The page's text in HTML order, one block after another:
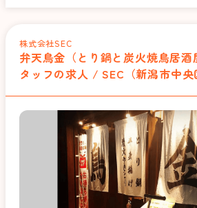
株式会社SEC
弁天鳥金（とり鍋と炭火焼鳥居
タッフの求人 / SEC（新潟市中央